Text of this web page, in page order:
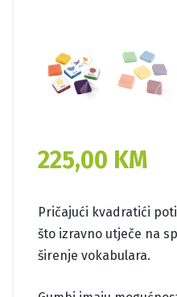
225,00 KM
Pričajući kvadratići
što izravno utječe na
širenje vokabulara.